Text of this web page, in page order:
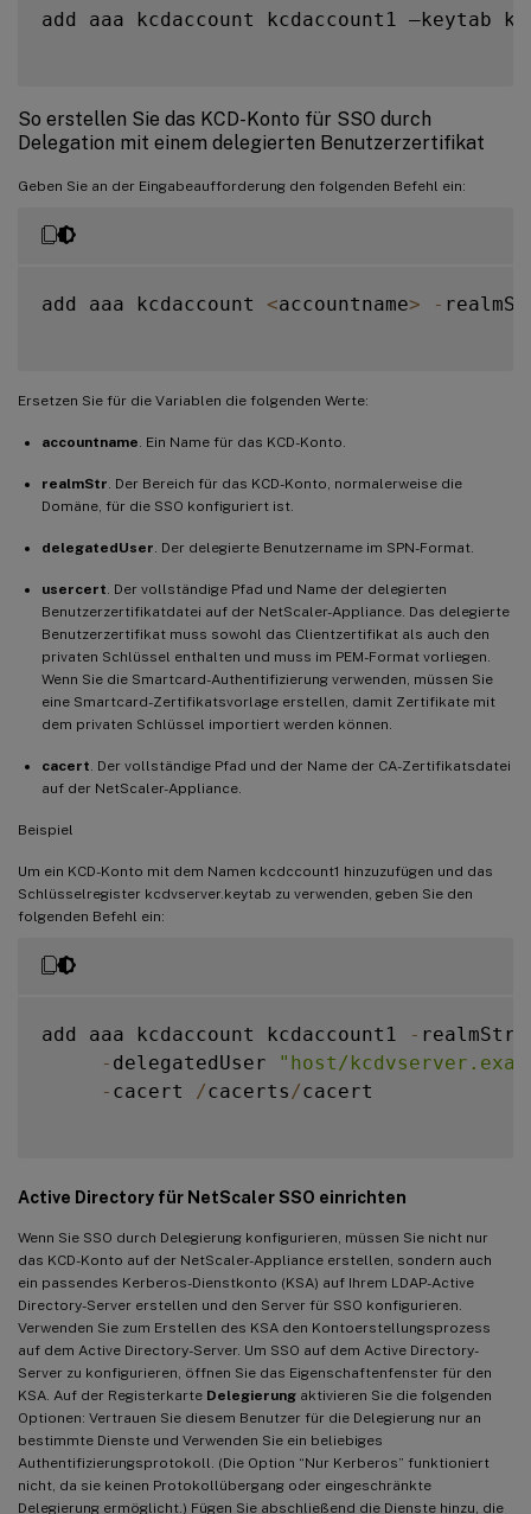
add aaa kcdaccount kcdaccount1 –keytab
So erstellen Sie das KCD-Konto für SSO durch
Delegation mit einem delegierten Benutzerzertifikat
Geben Sie an der Eingabeaufforderung den folgenden Befehl ein:
add aaa kcdaccount <accountname> -
Ersetzen Sie für die Variablen die folgenden Werte:
accountname . Ein Name für das KCD-Konto.
realmStr . Der Bereich für das KCD-Konto, normalerweise die
Domäne, für die SSO konfiguriert ist.
delegatedUser . Der delegierte Benutzername im SPN-Format.
usercert . Der vollständige Pfad und Name der delegierten
Benutzerzertifikatdatei auf der NetScaler-Appliance. Das delegierte
Benutzerzertifikat muss sowohl das Clientzertifikat als auch den
privaten Schlüssel enthalten und muss im PEM-Format vorliegen.
Wenn Sie die Smartcard-Authentifizierung verwenden, müssen Sie
eine Smartcard-Zertifikatsvorlage erstellen, damit Zertifikate mit
dem privaten Schlüssel importiert werden können.
cacert . Der vollständige Pfad und der Name der CA-Zertifikatsdatei
auf der NetScaler-Appliance.
Beispiel
Um ein KCD-Konto mit dem Namen kcdccount1 hinzuzufügen und das
Schlüsselregister kcdvserver.keytab zu verwenden, geben Sie den
folgenden Befehl ein:
add aaa kcdaccount kcdaccount1 - realmStr
- delegatedUser
"host/
- cacert /cacerts /cacert
Active Directory für NetScaler SSO einrichten
Wenn Sie SSO durch Delegierung konfigurieren, müssen Sie nicht nur
das KCD-Konto auf der NetScaler-Appliance erstellen, sondern auch
ein passendes Kerberos-Dienstkonto (KSA) auf Ihrem LDAP-Active
Directory-Server erstellen und den Server für SSO konfigurieren.
Verwenden Sie zum Erstellen des KSA den Kontoerstellungsprozess
auf dem Active Directory-Server. Um SSO auf dem Active Directory-
Server zu konfigurieren, öffnen Sie das Eigenschaftenfenster für den
KSA. Auf der Registerkarte Delegierung aktivieren Sie die folgenden
Optionen: Vertrauen Sie diesem Benutzer für die Delegierung nur an
bestimmte Dienste und Verwenden Sie ein beliebiges
Authentifizierungsprotokoll. (Die Option “Nur Kerberos” funktioniert
nicht, da sie keinen Protokollübergang oder eingeschränkte
Delegierung ermöglicht.) Fügen Sie abschließend die Dienste hinzu, die